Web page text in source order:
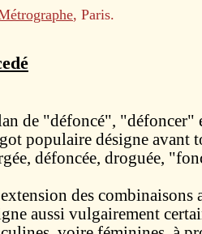
, Paris.
de "défoncé", "défoncer"
populaire désigne avant
défoncée, droguée,
des
aussi vulgairement